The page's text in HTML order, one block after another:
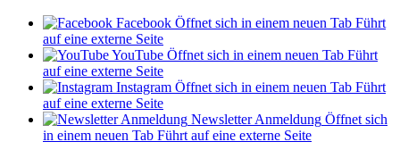
Facebook Öffnet sich in einem neuen Tab Führt
auf eine externe Seite
YouTube Öffnet sich in einem neuen Tab Führt
auf eine externe Seite
Instagram Öffnet sich in einem neuen Tab Führt
auf eine externe Seite
Newsletter Anmeldung Öffnet sich
in einem neuen Tab Führt auf eine externe Seite